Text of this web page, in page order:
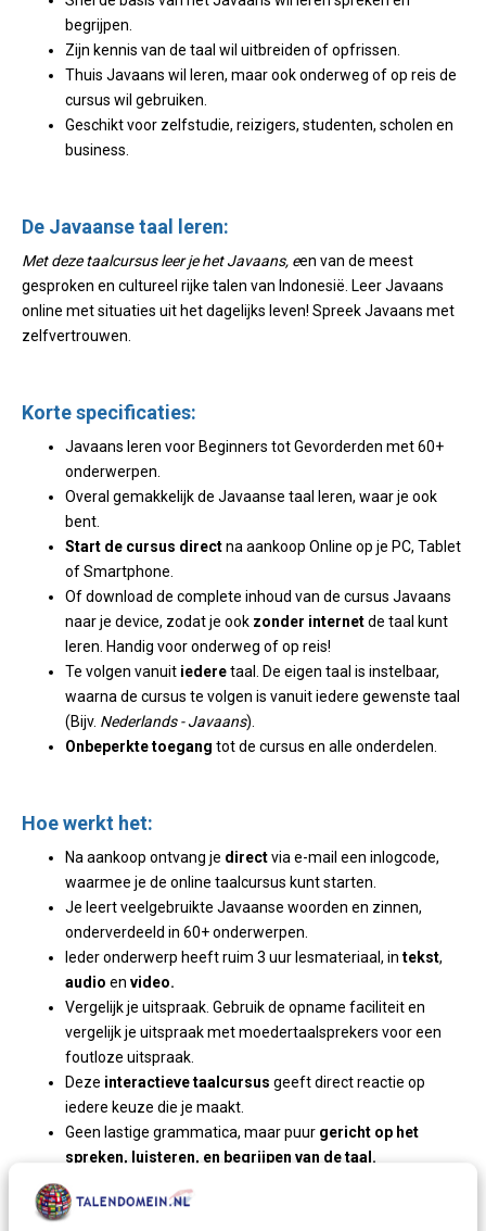
begrijpen.
Zijn kennis van de taal wil uitbreiden of opfrissen.
Thuis Javaans wil leren, maar ook onderweg of op reis de
cursus wil gebruiken.
Geschikt voor zelfstudie, reizigers, studenten, scholen en
business.
De Javaanse taal leren:
Met deze taalcursus leer je het Javaans, een van de meest
gesproken en cultureel rijke talen van Indonesië. Leer Javaans
online met situaties uit het dagelijks leven! Spreek Javaans met
zelfvertrouwen.
Korte specificaties:
Javaans leren voor Beginners tot Gevorderden met 60+
onderwerpen.
Overal gemakkelijk de Javaanse taal leren, waar je ook
bent.
Start de cursus directna aankoop Online op je PC, Tablet
of Smartphone.
Of download de complete inhoud van de cursus Javaans
naar je device, zodat je ook zonder internetde taal kunt
leren. Handig voor onderweg of op reis!
Te volgen vanuit iederetaal. De eigen taal is instelbaar,
waarna de cursus te volgen is vanuit iedere gewenste taal
(Bijv. Nederlands - Javaans).
Onbeperkte toegang tot de cursus en alle onderdelen.
Hoe werkt het:
Na aankoop ontvang je directvia e-mail een inlogcode,
waarmee je de online taalcursus kunt starten.
Je leert veelgebruikte Javaanse woorden en zinnen,
onderverdeeld in 60+ onderwerpen.
Ieder onderwerp heeft ruim 3 uur lesmateriaal, in tekst,
audio en video.
Vergelijk je uitspraak. Gebruik de opname faciliteit en
vergelijk je uitspraak met moedertaalsprekers voor een
foutloze uitspraak.
Deze interactieve taalcursus geeft direct reactie op
iedere keuze die je maakt.
Geen lastige grammatica, maar puur gericht op het
spreken, luisteren, en begrijpen van de taal.
gevorderden.